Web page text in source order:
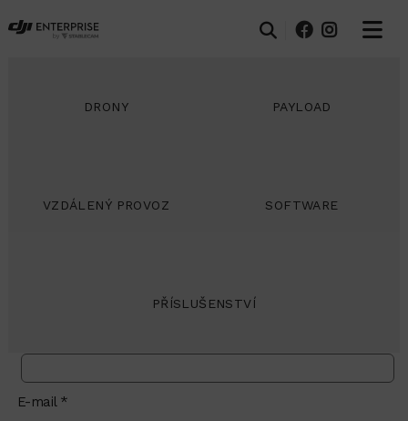
DRONY PAYLOAD
VZDÁLENÝ PROVOZ SOFTWARE
PŘÍSLUŠENSTVÍ
POPTÁVKA
E-mail *